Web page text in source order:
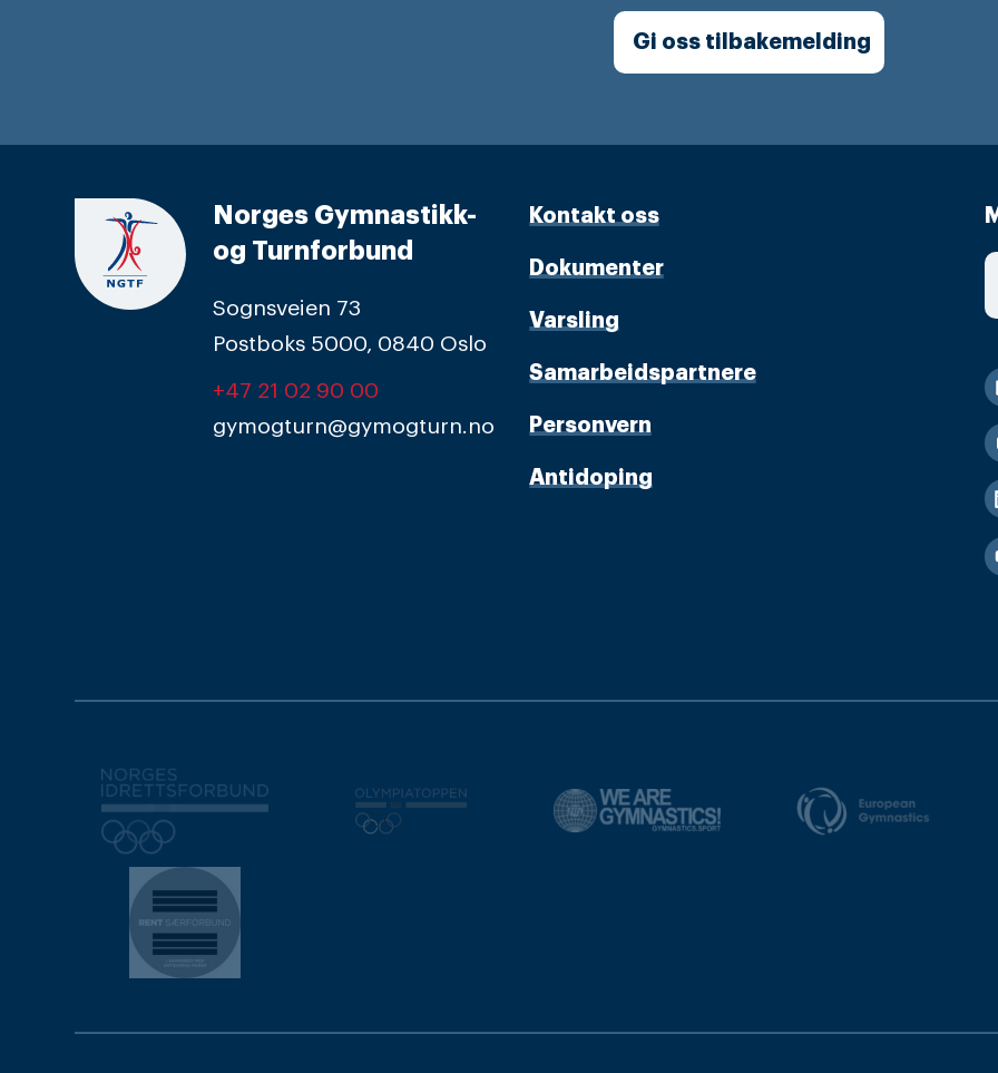
Gi oss tilbakemelding
Norges Gymnastikk-
og Turnforbund
Sognsveien 73
Postboks 5000, 0840 Oslo
+47 21 02 90 00
gymogturn@gymogturn.no
Kontakt oss
Dokumenter
Varsling
Samarbeidspartnere
Personvern
Antidoping